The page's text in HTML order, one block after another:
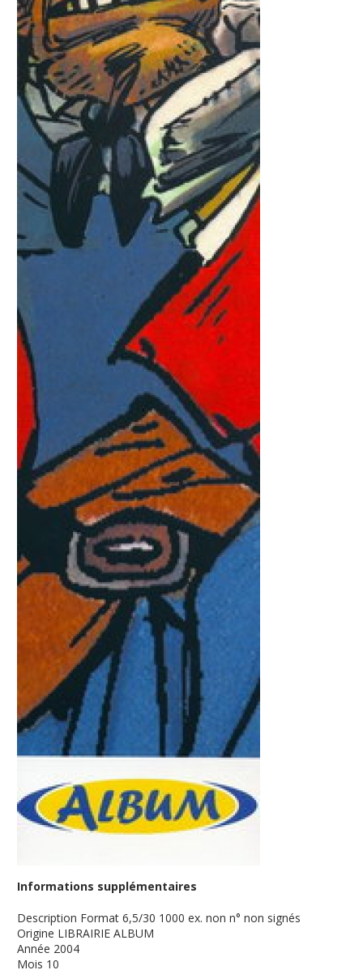
Informations supplémentaires
Description Format 6,5/30 1000 ex. non n° non signés
Origine LIBRAIRIE ALBUM
Année 2004
Mois 10